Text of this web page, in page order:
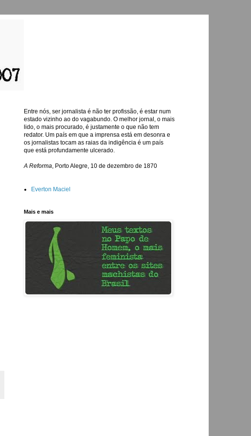
Entre nós, ser jornalista é não ter profissão, é estar num
estado vizinho ao do vagabundo. O melhor jornal, o mais
lido, o mais procurado, é justamente o que não tem
redator. Um país em que a imprensa está em desonra e
os jornalistas tocam as raias da indigência é um país
que está profundamente ulcerado.
A Reforma, Porto Alegre, 10 de dezembro de 1870
Everton Maciel
Mais e mais